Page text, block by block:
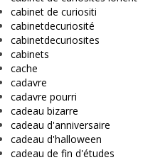
cabinet de curiositi
cabinetdecuriosité
cabinetdecuriosites
cabinets
cache
cadavre
cadavre pourri
cadeau bizarre
cadeau d'anniversaire
cadeau d'halloween
cadeau de fin d'études